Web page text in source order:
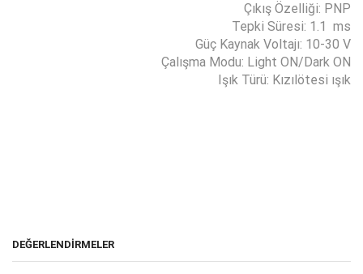
Çıkış Özelliği: PNP
Tepki Süresi: 1.1 ms
Güç Kaynak Voltajı: 10-30 V
Çalışma Modu: Light ON/Dark ON
Işık Türü: Kızılötesi ışık
DEĞERLENDIRMELER